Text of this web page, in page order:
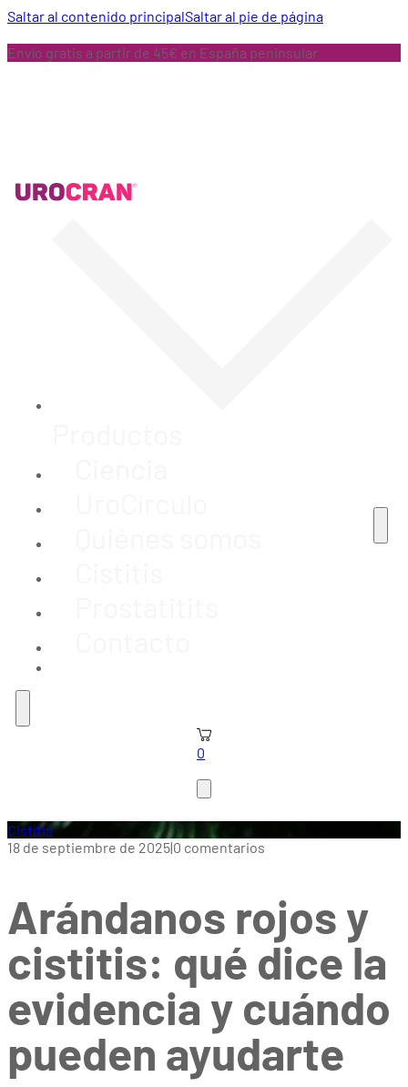
Saltar al contenido principalSaltar al pie de página
Envío gratis a partir de 45€ en España peninsular
0
Cistitis
18 de septiembre de 2025|0 comentarios
Arándanos rojos y
cistitis: qué dice la
evidencia y cuándo
pueden ayudarte